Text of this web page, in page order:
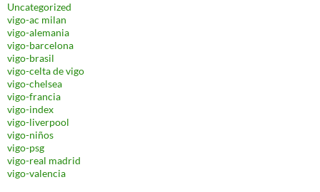
Uncategorized
vigo-ac milan
vigo-alemania
vigo-barcelona
vigo-brasil
vigo-celta de vigo
vigo-chelsea
vigo-francia
vigo-index
vigo-liverpool
vigo-niños
vigo-psg
vigo-real madrid
vigo-valencia